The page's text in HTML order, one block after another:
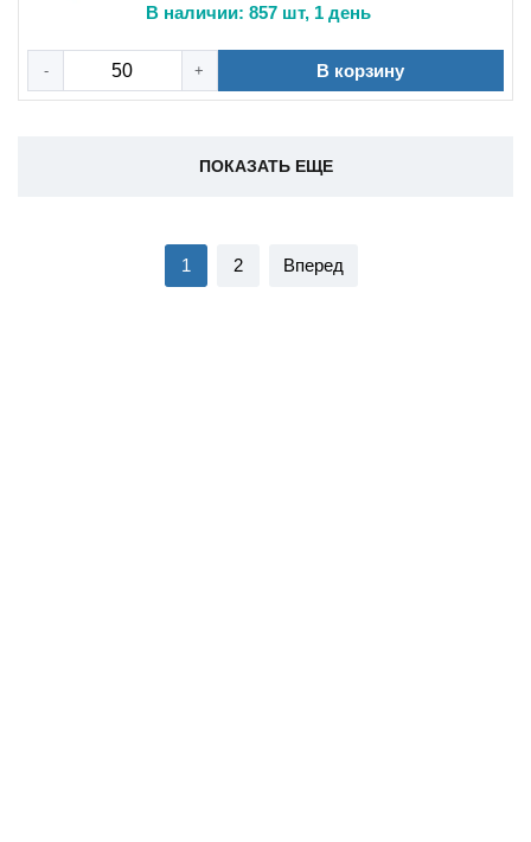
В наличии: 857 шт, 1 день
- + В корзину
ПОКАЗАТЬ ЕЩЕ
1 2 Вперед